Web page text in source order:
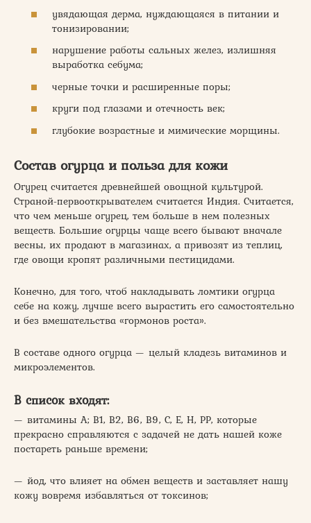
увядающая дерма, нуждающаяся в питании и
тонизировании;
нарушение работы сальных желез, излишняя
выработка себума;
черные точки и расширенные поры;
круги под глазами и отечность век;
глубокие возрастные и мимические морщины.
Состав огурца и польза для кожи
Огурец считается древнейшей овощной культурой.
Страной-первооткрывателем считается Индия. Считается,
что чем меньше огурец, тем больше в нем полезных
веществ. Большие огурцы чаще всего бывают вначале
весны, их продают в магазинах, а привозят из теплиц,
где овощи кропят различными пестицидами.
Конечно, для того, чтоб накладывать ломтики огурца
себе на кожу, лучше всего вырастить его самостоятельно
и без вмешательства «гормонов роста».
В составе одного огурца — целый кладезь витаминов и
микроэлементов.
В список входят:
— витамины А; В1, В2, В6, В9, С, Е, Н, РР, которые
прекрасно справляются с задачей не дать нашей коже
постареть раньше времени;
— йод, что влияет на обмен веществ и заставляет нашу
кожу вовремя избавляться от токсинов;